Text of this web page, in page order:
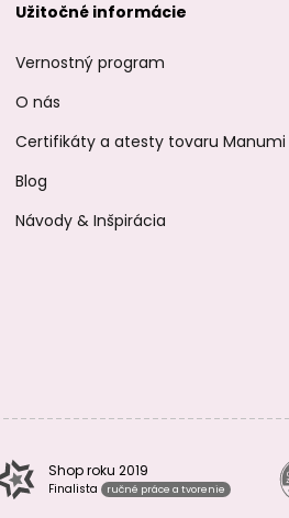
Užitočné informácie
Vernostný program
O nás
Certifikáty a atesty tovaru Manumi
Blog
Návody & Inšpirácia
Shop roku 2019
Finalista ručné práce a tvorenie